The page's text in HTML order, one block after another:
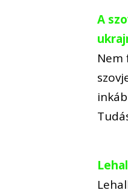
A
Nem